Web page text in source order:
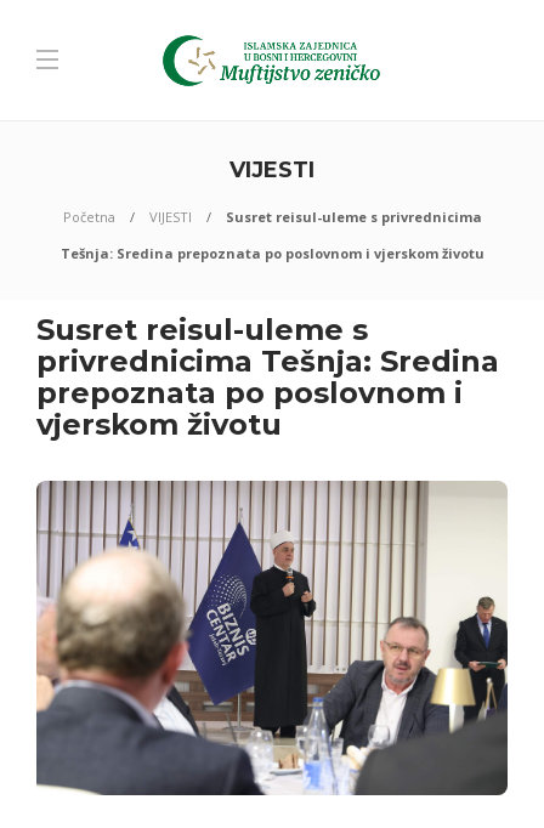
VIJESTI
Početna VIJESTI
Susret reisul-uleme s privrednicima
Tešnja: Sredina prepoznata po poslovnom i vjerskom životu
Susret reisul-uleme s
privrednicima Tešnja: Sredina
prepoznata po poslovnom i
vjerskom životu